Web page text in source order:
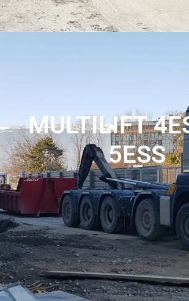
MULTILIFT
5ESS
Les multilift 4 essieux et 5 essieux
polyvalente et efficace pour le transport
de conteneurs et de bennes, répondant
variés de nos clients.